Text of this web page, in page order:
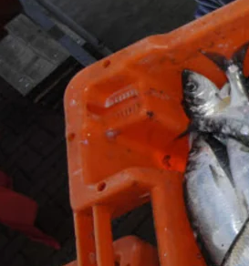
wahrheit
verlag
verlag
veranstaltungen
fragen & hilfe
unterstützen